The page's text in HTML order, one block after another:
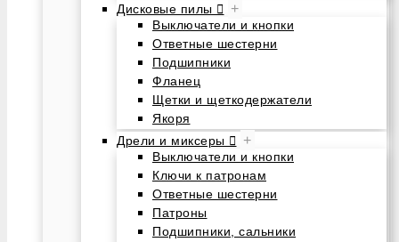
Дисковые пилы
+
Выключатели и кнопки
Ответные шестерни
Подшипники
Фланец
Щетки и щеткодержатели
Якоря
Дрели и миксеры
+
Выключатели и кнопки
Ключи к патронам
Ответные шестерни
Патроны
Подшипники, сальники